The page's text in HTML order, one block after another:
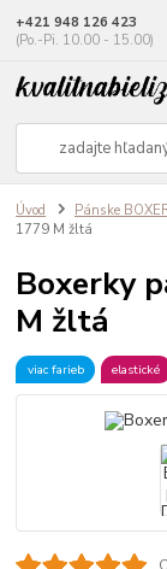
+421 948 126 423
(Po.-Pi. 10.00 - 15.00)
Úvod Pánske
1779 M žltá
Boxerky
M žltá
viac farieb elastické